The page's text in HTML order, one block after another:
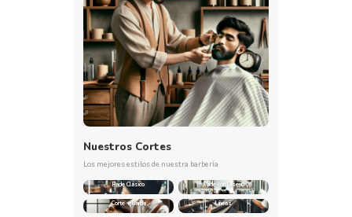
Nuestros Cortes
Los mejores estilos de nuestra barbería
Fade Clásico Fade con Diseño
Corte + Barba Líneas